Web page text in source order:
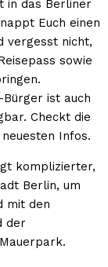
in das Berliner
Euch einen
vergesst nicht,
sowie
ist auch
Checkt die
Infos.
komplizierter,
Berlin, um
mit den
der